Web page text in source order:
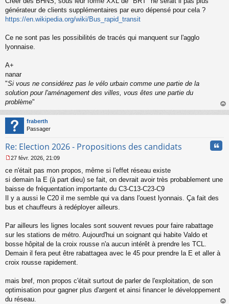
e
n
o
u
générateur de clients supplémentaires par euro dépensé pour cela ?
https://en.wikipedia.org/wiki/Bus_rapid_transit
Ce ne sont pas les possibilités de tracés qui manquent sur l'agglo
lyonnaise.
A+
nanar
"Si vous ne considérez pas le vélo urbain comme une partie de la
solution pour l'aménagement des villes, vous êtes une partie du
problème"
au
fraberth
Passager
Re: Election 2026 - Propositions des candidats
e
s
s
g
e
o
n
u
27 févr. 2026, 21:09
ce n'était pas mon propos, même si l'effet réseau existe
si demain la E (à part dieu) se fait, on devrait avoir très probablement une
baisse de fréquentation importante du C3-C13-C23-C9
Il y a aussi le C20 il me semble qui va dans l'ouest lyonnais. Ça fait des
bus et chauffeurs à redéployer ailleurs.
Par ailleurs les lignes locales sont souvent revues pour faire rabattage
sur les stations de métro. Aujourd'hui un soignant qui habite Valdo et
bosse hôpital de la croix rousse n'a aucun intérêt à prendre les TCL.
Demain il fera peut être rabattagea avec le 45 pour prendre la E et aller à
croix rousse rapidement.
mais bref, mon propos c'était surtout de parler de l'exploitation, de son
optimisation pour gagner plus d'argent et ainsi financer le développement
du réseau.